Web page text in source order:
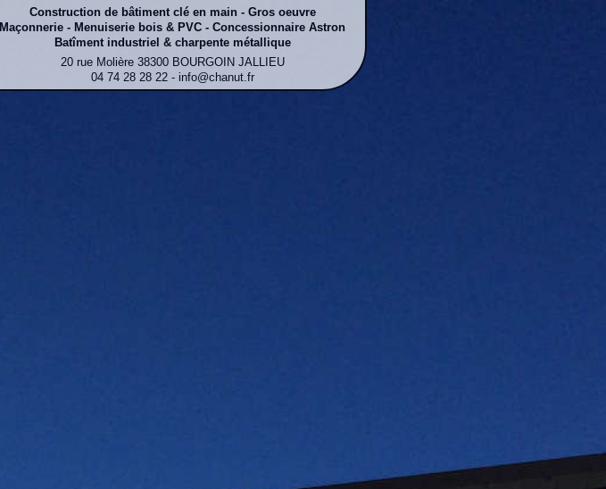
Construction de bâtiment clé en main - Gros oeuvre
Maçonnerie - Menuiserie bois & PVC - Concessionnaire Astron
Batîment industriel & charpente métallique
20 rue Molière 38300 BOURGOIN JALLIEU
04 74 28 28 22 - info@chanut.fr